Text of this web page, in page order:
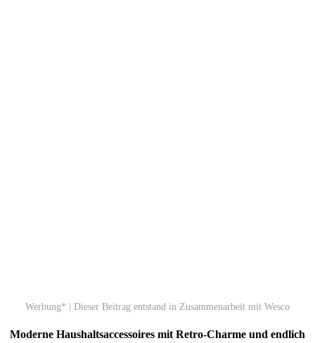
Werbung* | Dieser Beitrag entstand in Zusammenarbeit mit Wesco
Moderne Haushaltsaccessoires mit Retro-Charme und endlich